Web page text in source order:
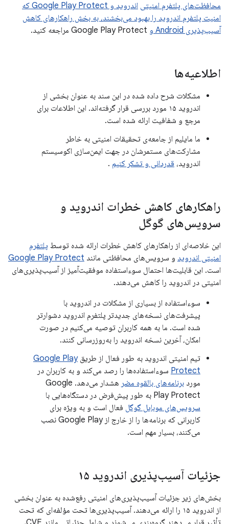
محافظت‌های پلتفرم امنیتی
اندروید و Google Play Protect که
امنیت پلتفرم اندروید را بهبود می‌بخشند، به بخش راهکارهای کاهش
آسیب‌پذیری Android و
اطلاعیه‌ها
مشکلات شرح داده شده در این سند به عنوان بخشی از
اندروید ۱۵ مورد بررسی قرار گرفته‌اند. این اطلاعات برای
مرجع و شفافیت ارائه شده است.
ما مایلیم از جامعه‌ی تحقیقات امنیتی به خاطر
مشارکت‌های مستمرشان در جهت ایمن‌سازی اکوسیستم
اندروید، قدردانی و تشکر کنیم .
راهکارهای کاهش خطرات اندروید و
سرویس‌های گوگل
این خلاصه‌ای از راهکارهای کاهش خطرات ارائه شده توسط پلتفرم
امنیتی اندروید و سرویس‌های محافظتی مانند Google Play Protect
است. این قابلیت‌ها احتمال سوءاستفاده موفقیت‌آمیز از آسیب‌پذیری‌های
امنیتی در اندروید را کاهش می‌دهند.
سوءاستفاده از بسیاری از مشکلات در اندروید با
پیشرفت‌های نسخه‌های جدیدتر پلتفرم اندروید دشوارتر
شده است. ما به همه کاربران توصیه می‌کنیم در صورت
امکان، آخرین نسخه اندروید را به‌روزرسانی کنند.
تیم امنیتی اندروید به طور فعال از طریقGoogle Play
Protect سوءاستفاده‌ها را رصد می‌کند و به کاربران در
مورد برنامه‌های بالقوه مضر
هشدار می‌دهد. Google
Play Protect به طور پیش‌فرض در دستگاه‌هایی با
سرویس‌های موبایل گوگل فعال است و به ویژه برای
کاربرانی که برنامه‌ها را از خارج از Google Play نصب
می‌کنند، بسیار مهم است.
جزئیات آسیب‌پذیری اندروید ۱۵
بخش‌های زیر جزئیات آسیب‌پذیری‌های امنیتی رفع‌شده به عنوان بخشی
از اندروید ۱۵ را ارائه می‌دهند. آسیب‌پذیری‌ها تحت مؤلفه‌ای که تحت